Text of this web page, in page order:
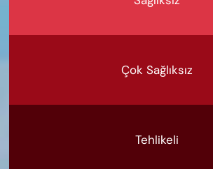
Çok Sağlıksız
Tehlikeli